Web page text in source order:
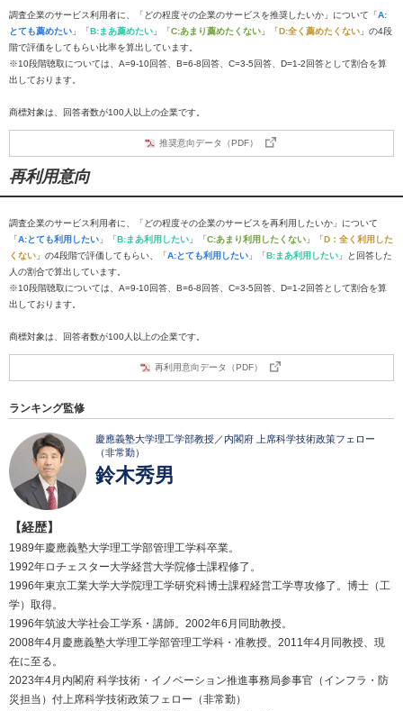
調査企業のサービス利用者に、「どの程度その企業のサービスを推奨したいか」について「A:
とても薦めたい 」「B:まあ薦めたい 」「C:あまり薦めたくない 」「D:全く薦めたくない 」の4段
階で評価をしてもらい比率を算出しています。
※10段階聴取については、A=9-10回答、B=6-8回答、C=3-5回答、D=1-2回答として割合を算
出しております。
商標対象は、回答者数が100人以上の企業です。
推奨意向データ（PDF）
再利用意向
調査企業のサービス利用者に、「どの程度その企業のサービスを再利用したいか」について
「A:とても利用したい 」「B:まあ利用したい 」「C:あまり利用したくない 」「D：全く利用した
くない 」の4段階で評価してもらい、「A:とても利用したい 」「B:まあ利用したい 」と回答した
人の割合で算出しています。
※10段階聴取については、A=9-10回答、B=6-8回答、C=3-5回答、D=1-2回答として割合を算
出しております。
商標対象は、回答者数が100人以上の企業です。
再利用意向データ（PDF）
ランキング監修
慶應義塾大学理工学部教授／内閣府 上席科学技術政策フェロー
（非常勤）
鈴木秀男
【経歴】
1989年慶應義塾大学理工学部管理工学科卒業。
1992年ロチェスター大学経営大学院修士課程修了。
1996年東京工業大学大学院理工学研究科博士課程経営工学専攻修了。博士（工
学）取得。
1996年筑波大学社会工学系・講師。2002年6月同助教授。
2008年4月慶應義塾大学理工学部管理工学科・准教授。2011年4月同教授、現
在に至る。
2023年4月内閣府 科学技術・イノベーション推進事務局参事官（インフラ・防
災担当）付上席科学技術政策フェロー（非常勤）